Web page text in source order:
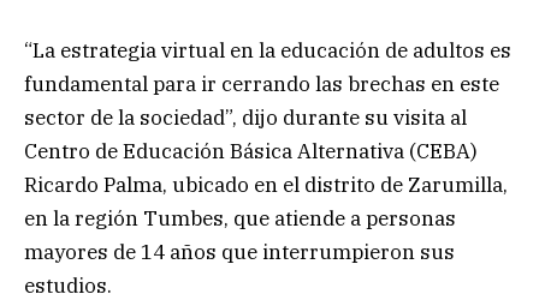
“La estrategia virtual en la educación de adultos es
fundamental para ir cerrando las brechas en este
sector de la sociedad”, dijo durante su visita al
Centro de Educación Básica Alternativa (CEBA)
Ricardo Palma, ubicado en el distrito de Zarumilla,
en la región Tumbes, que atiende a personas
mayores de 14 años que interrumpieron sus
estudios.